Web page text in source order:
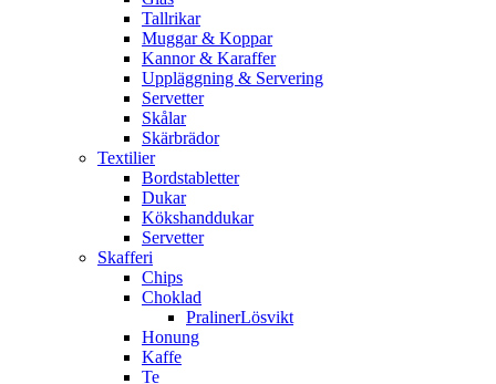
Tallrikar
Muggar & Koppar
Kannor & Karaffer
Uppläggning & Servering
Servetter
Skålar
Skärbrädor
Textilier
Bordstabletter
Dukar
Kökshanddukar
Servetter
Skafferi
Chips
Choklad
PralinerLösvikt
Honung
Kaffe
Te